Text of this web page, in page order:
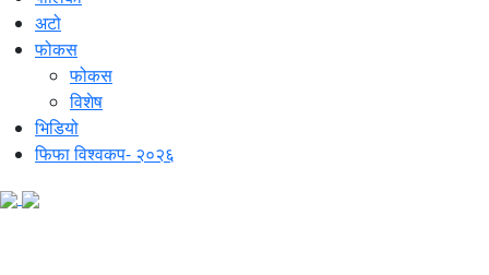
अटो
फोकस
फोकस
विशेष
भिडियो
फिफा विश्वकप- २०२६